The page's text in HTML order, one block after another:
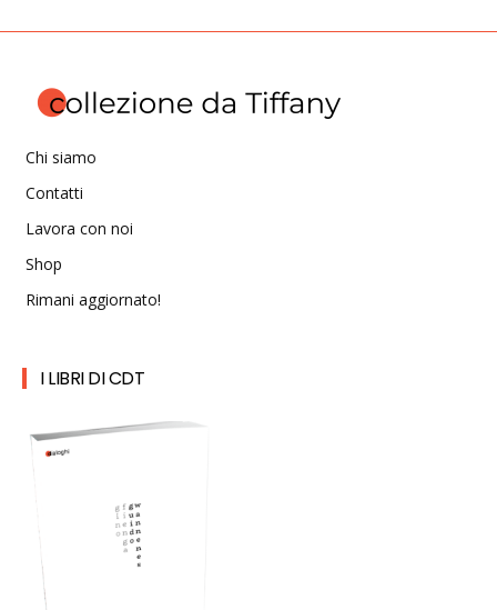
Chi siamo
Contatti
Lavora con noi
Shop
Rimani aggiornato!
I LIBRI DI CDT